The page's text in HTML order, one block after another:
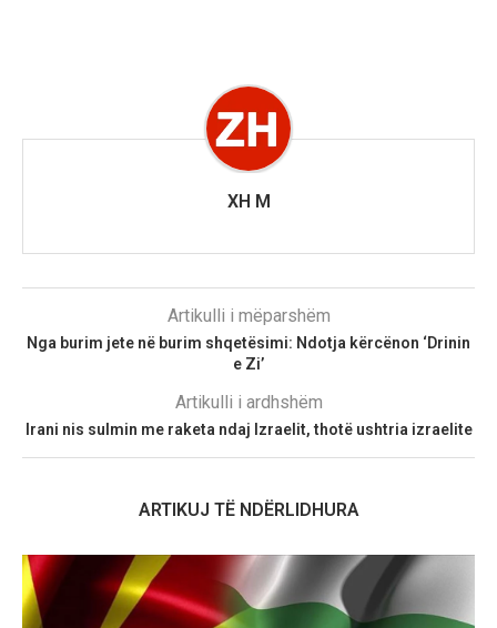
XH M
Artikulli i mëparshëm
Nga burim jete në burim shqetësimi: Ndotja kërcënon ‘Drinin
e Zi’
Artikulli i ardhshëm
Irani nis sulmin me raketa ndaj Izraelit, thotë ushtria izraelite
ARTIKUJ TË NDËRLIDHURA